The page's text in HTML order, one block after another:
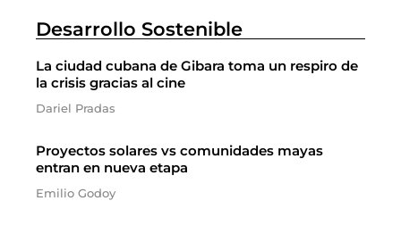
Desarrollo Sostenible
La ciudad cubana de Gibara toma un respiro de
la crisis gracias al cine
Dariel Pradas
Proyectos solares vs comunidades mayas
entran en nueva etapa
Emilio Godoy